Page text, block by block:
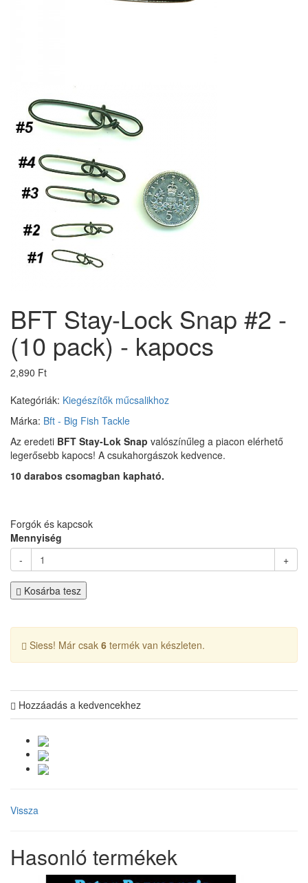
BFT Stay-Lock Snap #2 -
(10 pack) - kapocs
2,890 Ft
Kategóriák: Kiegészítők műcsalikhoz
Márka: Bft - Big Fish Tackle
Az eredeti BFT Stay-Lok Snap valószínűleg a piacon elérhető
legerősebb kapocs! A csukahorgászok kedvence.
10 darabos csomagban kapható.
Forgók és kapcsok
Mennyiség
-
+
Kosárba tesz
Siess! Már csak 6 termék van készleten.
Hozzáadás a kedvencekhez
Vissza
Hasonló termékek